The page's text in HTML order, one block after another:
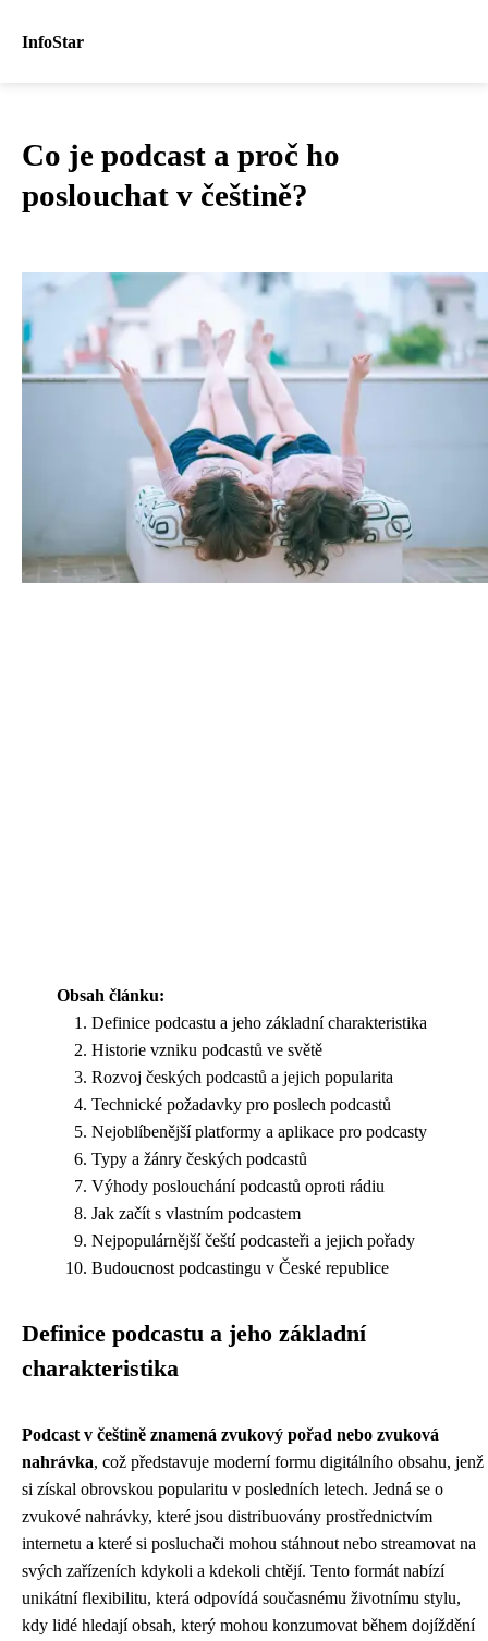
InfoStar
Co je podcast a proč ho
poslouchat v češtině?
Obsah článku:
Definice podcastu a jeho základní charakteristika
Historie vzniku podcastů ve světě
Rozvoj českých podcastů a jejich popularita
Technické požadavky pro poslech podcastů
Nejoblíbenější platformy a aplikace pro podcasty
Typy a žánry českých podcastů
Výhody poslouchání podcastů oproti rádiu
Jak začít s vlastním podcastem
Nejpopulárnější čeští podcasteři a jejich pořady
Budoucnost podcastingu v České republice
Definice podcastu a jeho základní
charakteristika
Podcast v češtině znamená zvukový pořad nebo zvuková
nahrávka, což představuje moderní formu digitálního obsahu, jenž
si získal obrovskou popularitu v posledních letech. Jedná se o
zvukové nahrávky, které jsou distribuovány prostřednictvím
internetu a které si posluchači mohou stáhnout nebo streamovat na
svých zařízeních kdykoli a kdekoli chtějí. Tento formát nabízí
unikátní flexibilitu, která odpovídá současnému životnímu stylu,
kdy lidé hledají obsah, který mohou konzumovat během dojíždění